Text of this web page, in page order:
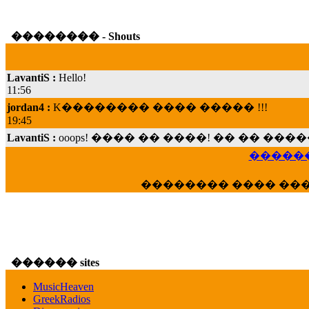
�������� - Shouts
LavantiS :Hello!
11:56
jordan4 :K�������� ���� ����� !!!
19:45
LavantiS :ooops! ���� �� ����! �� ��
���; ���� ��� ��� �������� ����
veronica :E���� 2012 ��� ����� ���
16:39
�������� ����
������ sites
MusicHeaven
GreekRadios